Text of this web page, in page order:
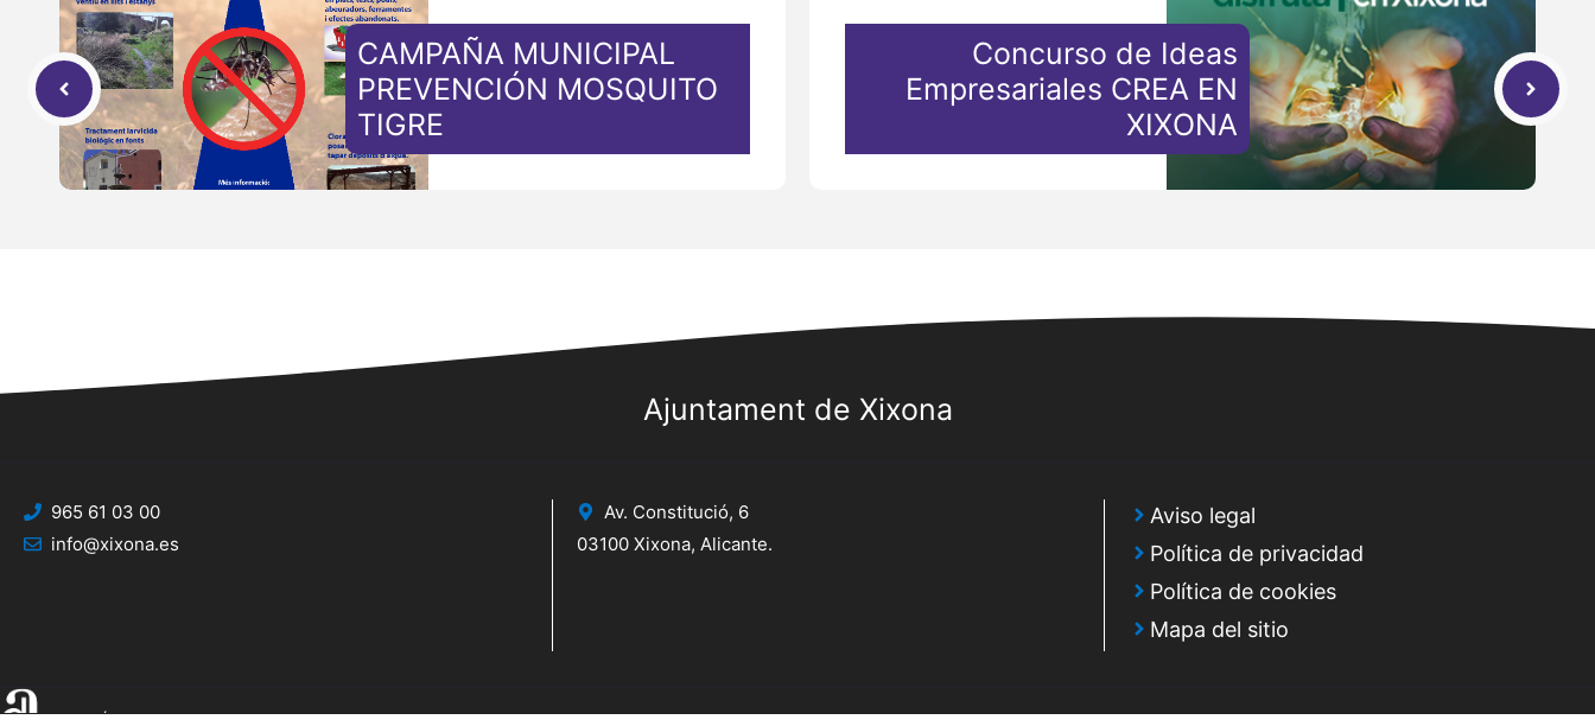
CAMPAÑA MUNICIPAL
PREVENCIÓN MOSQUITO
TIGRE
Concurso de Ideas
Empresariales CREA EN
XIXONA
Ajuntament de Xixona
965 61 03 00
info@xixona.es
Av. Constitució, 6
03100 Xixona, Alicante.
Aviso legal
Política de privacidad
Política de cookies
Mapa del sitio